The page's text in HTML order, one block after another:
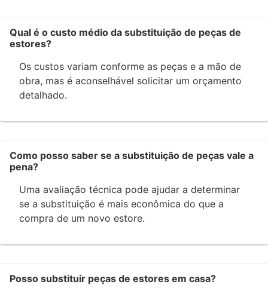
Qual é o custo médio da substituição de peças de
estores?
Os custos variam conforme as peças e a mão de
obra, mas é aconselhável solicitar um orçamento
detalhado.
Como posso saber se a substituição de peças vale a
pena?
Uma avaliação técnica pode ajudar a determinar
se a substituição é mais econômica do que a
compra de um novo estore.
Posso substituir peças de estores em casa?